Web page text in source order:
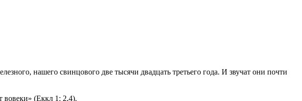
нашего свинцового две тысячи двадцать третьего года. И звучат они почти
вовеки» (Еккл 1: 2,4).